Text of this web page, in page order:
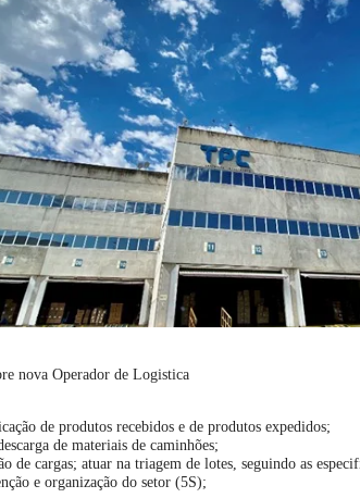
nova Operador de Logistica
de produtos recebidos e de produtos expedidos;
de materiais de caminhões;
de cargas; atuar na triagem de lotes, seguindo as
e organização do setor (5S);